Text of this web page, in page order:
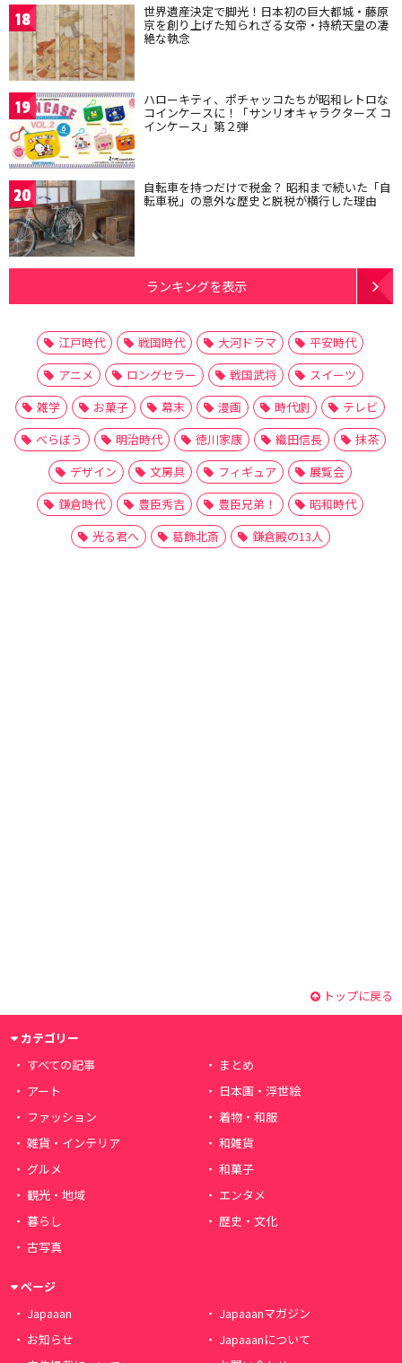
18 世界遺産決定で脚光！日本初の巨大都城・藤原
京を創り上げた知られざる女帝・持統天皇の凄
絶な執念
19 ハローキティ、ポチャッコたちが昭和レトロな
コインケースに！「サンリオキャラクターズ コ
インケース」第２弾
20 自転車を持つだけで税金？ 昭和まで続いた「自
転車税」の意外な歴史と脱税が横行した理由
ランキングを表示
江戸時代 戦国時代 大河ドラマ
平安時代
アニメ
ロングセラー 戦国武将
スイーツ
雑学
お菓子 幕末 漫画 時代劇
テレビ
べらぼう
明治時代 徳川家康 織田信長
抹茶
デザイン
文房具 フィギュア
展覧会
鎌倉時代
豊臣秀吉 豊臣兄弟！
昭和時代
光る君へ
葛飾北斎 鎌倉殿の13人
トップに戻る
カテゴリー
すべての記事
まとめ
アート
日本画・浮世絵
ファッション
着物・和服
雑貨・インテリア
和雑貨
グルメ
和菓子
観光・地域
エンタメ
暮らし
歴史・文化
古写真
ページ
Japaaan
Japaaanマガジン
お知らせ
Japaaanについて